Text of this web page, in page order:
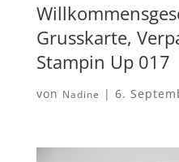
Grusskarte,
Stampin Up 017
von Nadine | 6.